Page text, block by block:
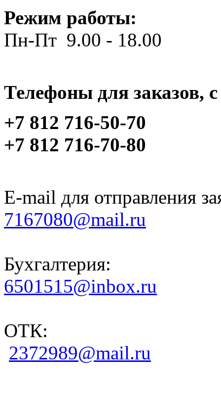
Режим работы:
Пн-Пт 9.00 - 18.00
Телефоны для заказов,
+7 812 716-50-70
+7 812 716-70-80
E-mail для отправления
7167080@mail.ru
Бухгалтерия:
6501515@inbox.ru
ОТК:
2372989@mail.ru